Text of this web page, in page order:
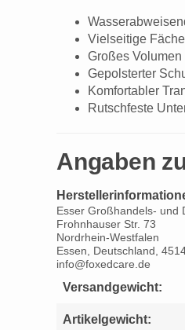
Vielseitige
Großes
Gepolsterter
Komfortabler
Rutschfeste
Angaben
Esser Großhandels- und
Frohnhauser Str. 73
Nordrhein-Westfalen
Essen, Deutschland,
info@foxedcare.de
Versandgewicht:
Artikelgewicht: